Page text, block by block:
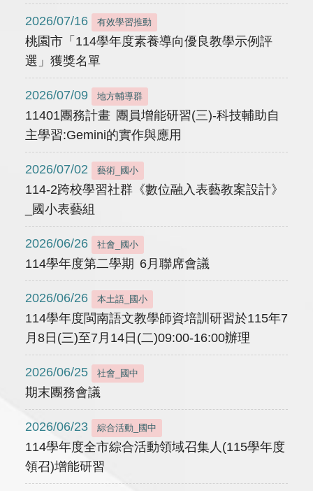
2026/07/16 有效學習推動
桃園市「114學年度素養導向優良教學示例評
選」獲獎名單
2026/07/09 地方輔導群
11401團務計畫 團員增能研習(三)-科技輔助自
主學習:Gemini的實作與應用
2026/07/02 藝術_國小
114-2跨校學習社群《數位融入表藝教案設計》
_國小表藝組
2026/06/26 社會_國小
114學年度第二學期 6月聯席會議
2026/06/26 本土語_國小
114學年度閩南語文教學師資培訓研習於115年7
月8日(三)至7月14日(二)09:00-16:00辦理
2026/06/25 社會_國中
期末團務會議
2026/06/23 綜合活動_國中
114學年度全市綜合活動領域召集人(115學年度
領召)增能研習